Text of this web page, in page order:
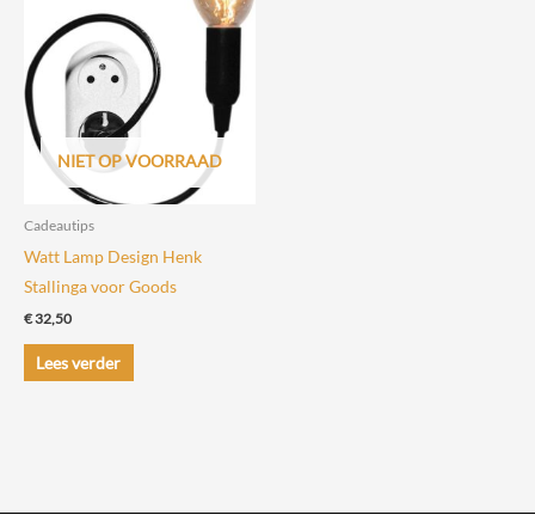
variaties.
gekozen
worden
op
productpagina
NIET OP VOORRAAD
Cadeautips
Watt Lamp Design Henk
Stallinga voor Goods
€32,50
Lees verder